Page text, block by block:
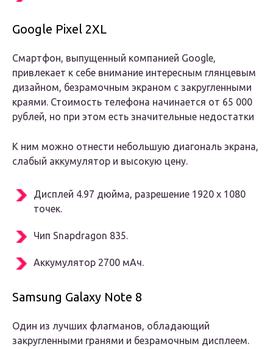
Google Pixel 2XL
Смартфон, выпущенный компанией Google,
привлекает к себе внимание интересным глянцевым
дизайном, безрамочным экраном с закругленными
краями. Стоимость телефона начинается от 65 000
рублей, но при этом есть значительные недостатки
К ним можно отнести небольшую диагональ экрана,
слабый аккумулятор и высокую цену.
Дисплей 4.97 дюйма, разрешение 1920 x 1080
точек.
Чип Snapdragon 835.
Аккумулятор 2700 мАч.
Samsung Galaxy Note 8
Один из лучших флагманов, обладающий
закругленными гранями и безрамочным дисплеем.